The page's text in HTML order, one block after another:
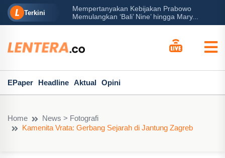
Terkini
Mempertanyakan Kebijakan Prabowo
Memulangkan ‘Bali’ Nine’ hingga Mary...
EPaper Headline Aktual Opini
Home
News > Fotografi
Kamenita Vrata: Gerbang Sejarah di Jantung Zagreb